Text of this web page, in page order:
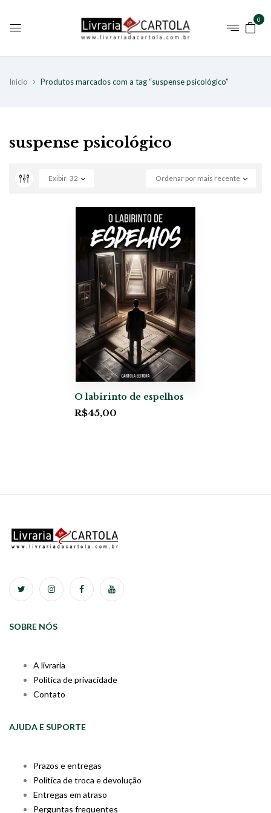
0
Início Produtos marcados com a tag “suspense psicológico”
suspense psicológico
Ordenar por mais recente
Exibir 32
O labirinto de espelhos
R$45,00
SOBRE NÓS
A livraria
Política de privacidade
Contato
AJUDA E SUPORTE
Prazos e entregas
Política de troca e devolução
Entregas em atraso
Perguntas frequentes